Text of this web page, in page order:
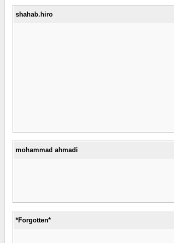
shahab.hiro
mohammad ahmadi
*Forgotten*